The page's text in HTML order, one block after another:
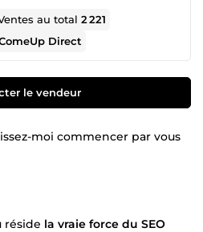
au total2 221
Direct
le vendeur
moi commencer par vous
réside la vraie force du SEO